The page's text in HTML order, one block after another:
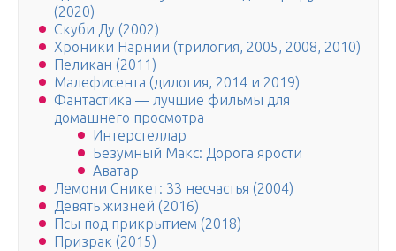
(2020)
Скуби Ду (2002)
Хроники Нарнии (трилогия, 2005, 2008, 2010)
Пеликан (2011)
Малефисента (дилогия, 2014 и 2019)
Фантастика — лучшие фильмы для
домашнего просмотра
Интерстеллар
Безумный Макс: Дорога ярости
Аватар
Лемони Сникет: 33 несчастья (2004)
Девять жизней (2016)
Псы под прикрытием (2018)
Призрак (2015)